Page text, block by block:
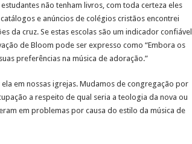
não tenham livros, com toda certeza eles
e anúncios de colégios cristãos encontrei
da cruz. Se estas escolas são um indicador confiável
de Bloom pode ser expresso como “Embora os
preferências na música de adoração.”
em nossas igrejas. Mudamos de congregação por
a respeito de qual seria a teologia da nova ou
em problemas por causa do estilo da música de